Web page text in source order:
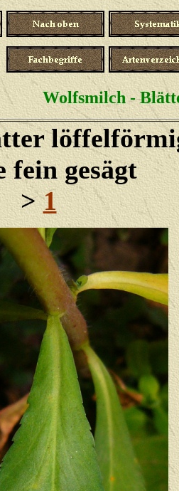
Wolfsmilch -
fein gesägt
>1